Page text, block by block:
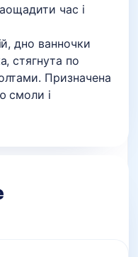
час і
дно ванночки
стягнута по
Призначена
смоли і